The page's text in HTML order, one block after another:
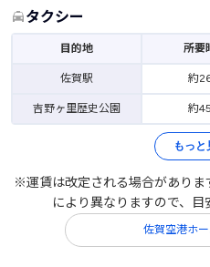
タクシー
目的地 所要
佐賀駅 約
吉野ヶ里歴史公園 約
もっと
※運賃は改定される場合がありま
により異なりますので、目
佐賀空港ホ